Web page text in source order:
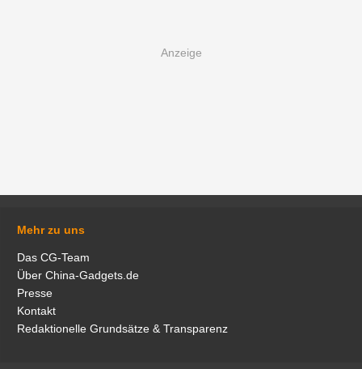
Mehr zu uns
Das CG-Team
Über China-Gadgets.de
Presse
Kontakt
Redaktionelle Grundsätze & Transparenz